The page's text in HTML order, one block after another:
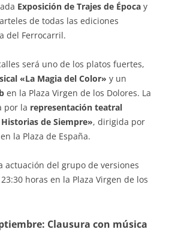
Exposición de Trajes de Época y
de todas las ediciones
del Ferrocarril.
será uno de los platos fuertes,
«La Magia del Color» y un
en la Plaza Virgen de los Dolores. La
por la representación teatral
de Siempre», dirigida por
la Plaza de España.
actuación del grupo de versiones
horas en la Plaza Virgen de los
Clausura con música